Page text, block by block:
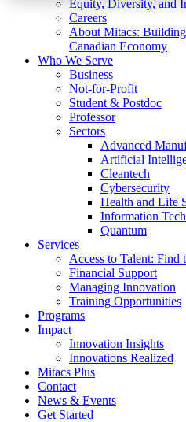
Equity, Diversity, and
Careers
About Mitacs:
Canadian Economy
Who We Serve
Business
Not-for-Profit
Student & Postdoc
Professor
Sectors
Advanced
Artificial
Cleantech
Cybersecurity
Health and Life
Information
Quantum
Services
Access to Talent: Find
Financial Support
Managing Innovation
Training Opportunities
Programs
Impact
Innovation Insights
Innovations Realized
Mitacs Plus
Contact
News & Events
Get Started